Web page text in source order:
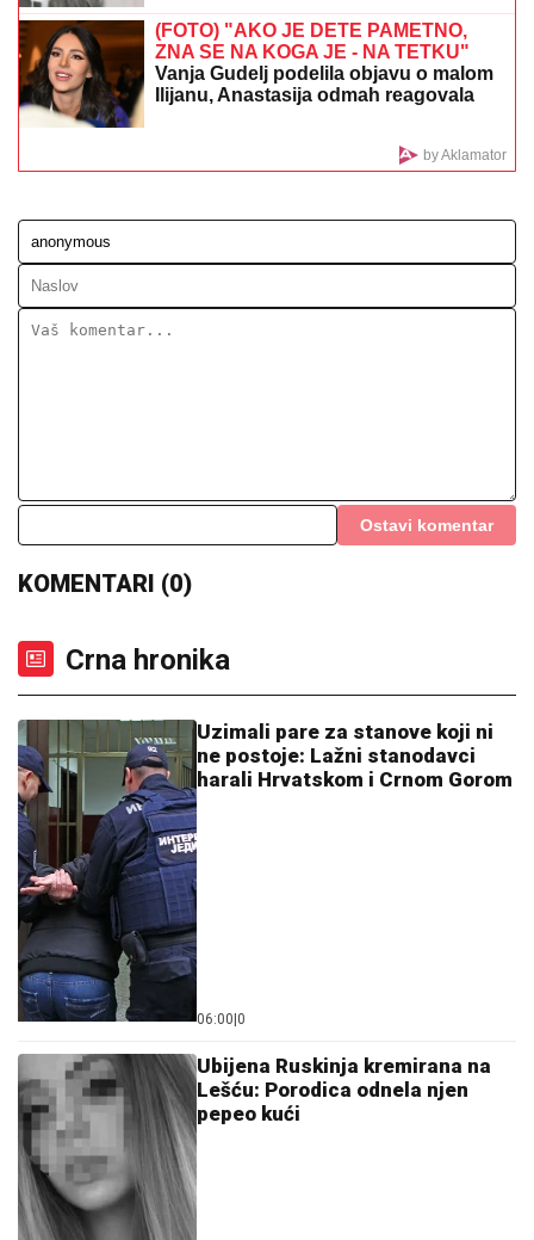
TEPISI POPADIJE IVANE STIGLI I NA KANSKI
FESTIVAL:Od vune srpskih ovaca jedna
preduzimljiva žena iz Drugovca kraj Smedereva pravi
čuda
NAJVEĆA KUPOVINA REALA:
ŠPANSKI PUDING OD PIRINČA:
Preokret oko Vokera: Partizan nije
ispao iz trke, evo kako Amerikanac
može da završi u Humskoj
"Škaljarac" pet puta meta likvidacije:
Kan izbegao smrt - Osumnjičeni
završio iza rešetaka
"ASMIN ŠALJE LJUDE, STANIJA ĆE DA IZGUBI
VIZU"Uroš Stanić o ulasku u Elitu 10, pretnjama i
tužbama: "Zaradiću 200.000 evra, idem u američku
ambasadu"
SUVI LUKSUZ I EGZOTIKA!